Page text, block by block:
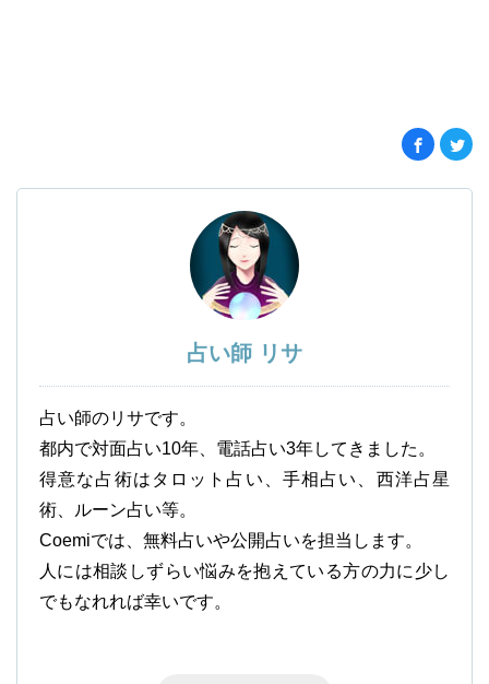
占い師 リサ
占い師のリサです。
都内で対面占い10年、電話占い3年してきました。
得意な占術はタロット占い、手相占い、西洋占星
術、ルーン占い等。
Coemiでは、無料占いや公開占いを担当します。
人には相談しずらい悩みを抱えている方の力に少し
でもなれれば幸いです。